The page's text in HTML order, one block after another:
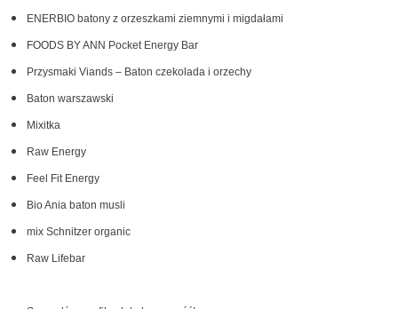
ENERBIO batony z orzeszkami ziemnymi i migdałami
FOODS BY ANN Pocket Energy Bar
Przysmaki Viands – Baton czekolada i orzechy
Baton warszawski
Mixitka
Raw Energy
Feel Fit Energy
Bio Ania baton musli
mix Schnitzer organic
Raw Lifebar